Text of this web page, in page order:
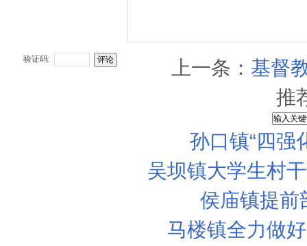
验证码: 上一条： 基督
推
孙口镇“四强
吴坝镇大学生村
侯庙镇提前
马楼镇全力做